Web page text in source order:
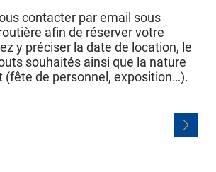
contacter par email sous
afin de réserver votre
y préciser la date de location, le
souhaités ainsi que la nature
(fête de personnel, exposition…).